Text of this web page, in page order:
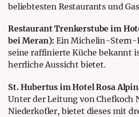
beliebtesten Restaurants und
Restaurant Trenkerstube im
bei Meran): Ein Michelin-Stern-
seine raffinierte Küche bekannt
herrliche Aussicht bietet.
St. Hubertus im Hotel Rosa
Unter der Leitung von Chefkoch
Niederkofler, bietet dieses mit